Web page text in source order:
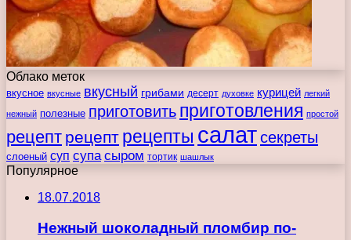
Облако меток
вкусное вкусные вкусный грибами десерт духовке курицей легкий
нежный полезные приготовить приготовления простой
рецепт рецепт рецепты салатсекреты
слоеный суп супа сыром тортик шашлык
Популярное
18.07.2018
Нежный шоколадный пломбир по-